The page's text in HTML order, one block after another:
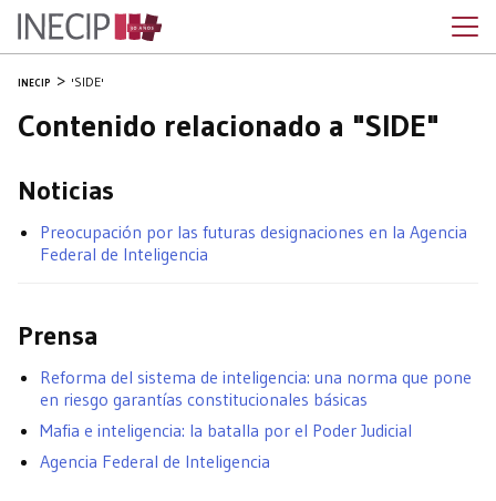
INECIP 'SIDE'
Contenido relacionado a "SIDE"
Noticias
Preocupación por las futuras designaciones en la Agencia
Federal de Inteligencia
Prensa
Reforma del sistema de inteligencia: una norma que pone
en riesgo garantías constitucionales básicas
Mafia e inteligencia: la batalla por el Poder Judicial
Agencia Federal de Inteligencia